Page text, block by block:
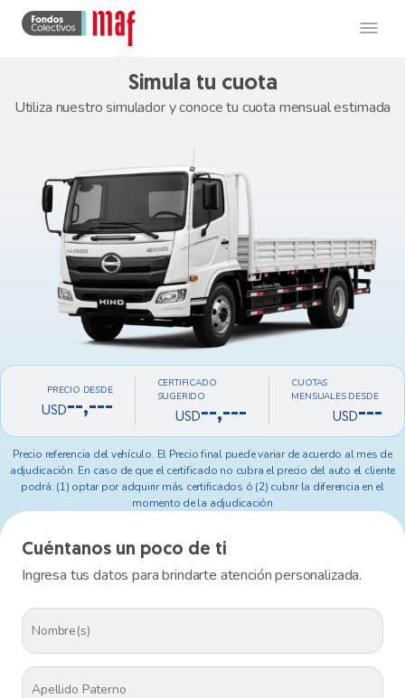
Simula tu cuota
Utiliza nuestro simulador y conoce tu cuota mensual estimada
Cuéntanos un poco de ti
Ingresa tus datos para brindarte atención personalizada.
PRECIO DESDE
USD--,---
CERTIFICADO
SUGERIDO
USD--,---
CUOTAS
MENSUALES DESDE
USD---
Precio referencia del vehículo. El Precio final puede variar de acuerdo al mes de
adjudicación. En caso de que el certificado no cubra el precio del auto el cliente
podrá: (1) optar por adquirir más certificados ó (2) cubrir la diferencia en el
momento de la adjudicación